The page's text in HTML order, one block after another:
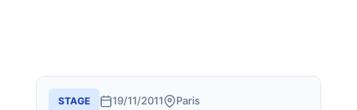
STAGE 19/11/2011 Paris